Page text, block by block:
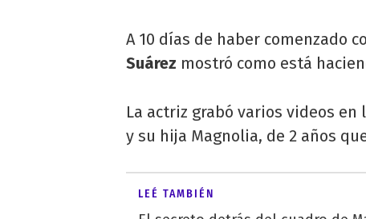
A 10 días de haber comenzado
Suárez mostró como está
La actriz grabó varios videos
y su hija Magnolia, de 2 años
LEÉ TAMBIÉN